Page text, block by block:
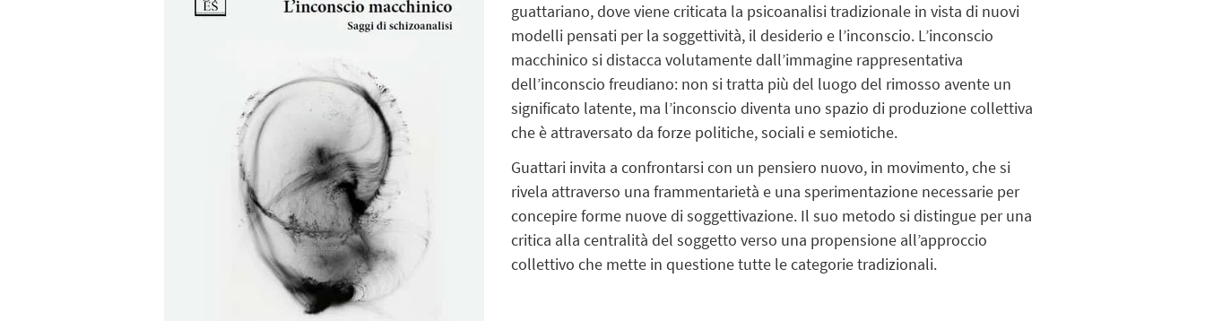
guattariano, dove viene criticata la psicoanalisi tradizionale in vista di nuovi
modelli pensati per la soggettività, il desiderio e l’inconscio. L’inconscio
macchinico si distacca volutamente dall’immagine rappresentativa
dell’inconscio freudiano: non si tratta più del luogo del rimosso avente un
significato latente, ma l’inconscio diventa uno spazio di produzione collettiva
che è attraversato da forze politiche, sociali e semiotiche.
Guattari invita a confrontarsi con un pensiero nuovo, in movimento, che si
rivela attraverso una frammentarietà e una sperimentazione necessarie per
concepire forme nuove di soggettivazione. Il suo metodo si distingue per una
critica alla centralità del soggetto verso una propensione all’approccio
collettivo che mette in questione tutte le categorie tradizionali.